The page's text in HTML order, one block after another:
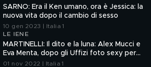
SARNO: Era il Ken umano, ora è Jessica: la
nuova vita dopo il cambio di sesso
10 gen 2023 | Italia 1
LE IENE
MARTINELLI: Il dito e la luna: Alex Mucci e
Eva Menta, dopo gli Uffizi foto sexy per
tre emergenze
01 nov 2022 | Italia 1